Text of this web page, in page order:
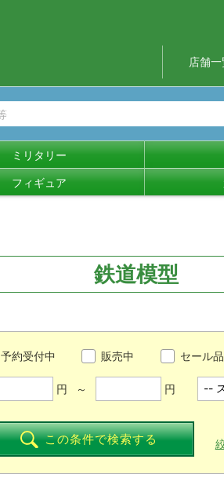
店舗一
ミリタリー
フィギュア
鉄道模型
予約受付中 販売中 セール品
円 ～ 円
この条件で検索する